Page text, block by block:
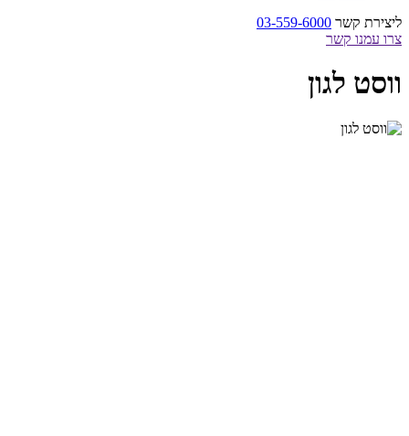
ליצירת קשר 03-559-6000
צרו עמנו קשר
ווסט לגון